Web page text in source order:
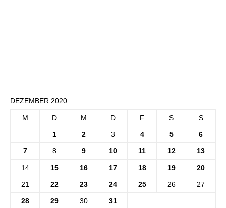
DEZEMBER 2020
M D M D F S S
1 2 3 4 5 6
7 8 9 10 11 12 13
14 15 16 17 18 19 20
21 22 23 24 25 26 27
28 29 30
31